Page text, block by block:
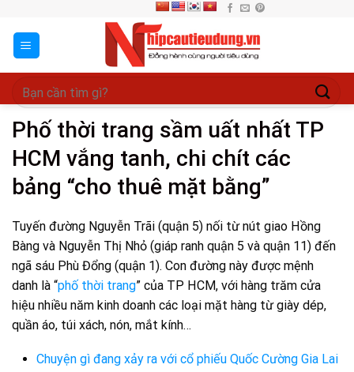
content
Phố thời trang sầm uất nhất TP
HCM vắng tanh, chi chít các
bảng “cho thuê mặt bằng”
Tuyến đường Nguyễn Trãi (quận 5) nối từ nút giao Hồng
Bàng và Nguyễn Thị Nhỏ (giáp ranh quận 5 và quận 11) đến
ngã sáu Phù Đổng (quận 1). Con đường này được mệnh
danh là “phố thời trang” của TP HCM, với hàng trăm cửa
hiệu nhiều năm kinh doanh các loại mặt hàng từ giày dép,
quần áo, túi xách, nón, mắt kính…
Chuyện gì đang xảy ra với cổ phiếu Quốc Cường Gia Lai